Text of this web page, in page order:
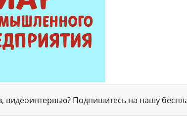
видеоинтервью? Подпишитесь на нашу